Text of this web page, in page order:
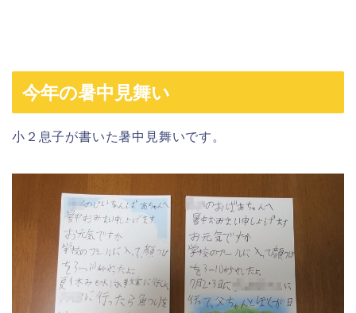
今年の暑中見舞い
小２息子が書いた暑中見舞いです。